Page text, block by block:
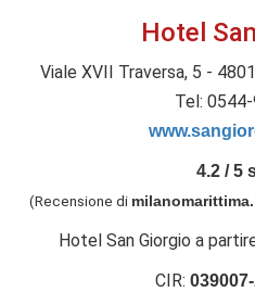
Hotel
Viale XVII Traversa, 5 -
Tel:
4.2/5
(Recensione di
Hotel San Giorgio a
CIR: